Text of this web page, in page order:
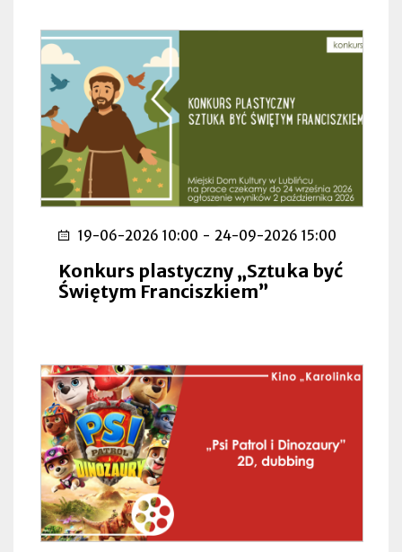
19-06-2026 10:00 - 24-09-2026 15:00
Konkurs plastyczny „Sztuka być
Świętym Franciszkiem”